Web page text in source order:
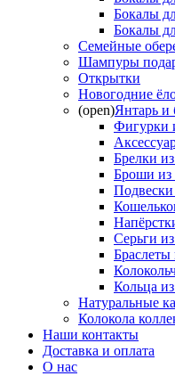
Бокалы
Бокалы
Семейные
Шампуры
Открытки
Новогодние
(open)Янтарь и
Фигурки
Брелки
Броши из
Подвески
Серьги
Браслеты
Кольца
Натуральные
Колокола
Наши контакты
Доставка и оплата
О нас